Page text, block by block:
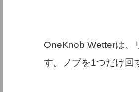
OneKnob Wetterは、
す。ノブを1つだけ回